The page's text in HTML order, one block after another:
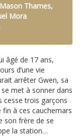
Thames,
Mora
âgé de 17 ans,
d’une vie
arrêter Gwen, sa
met à sonner dans
cesse trois garçons
à ces cauchemars
son frère de se
la station…